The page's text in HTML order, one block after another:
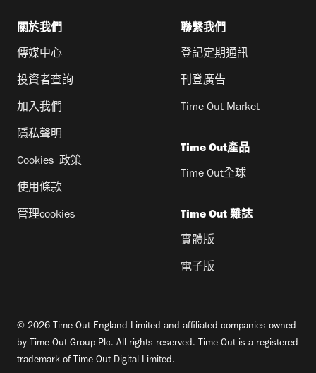
關於我們
傳媒中心
投資者查詢
加入我們
隱私聲明
Cookies 政策
使用條款
管理cookies
聯繫我們
登記定期通訊
刊登廣告
Time Out Market
Time Out產品
Time Out全球
Time Out 雜誌
實體版
電子版
© 2026 Time Out England Limited and affiliated companies owned
by Time Out Group Plc. All rights reserved. Time Out is a registered
trademark of Time Out Digital Limited.